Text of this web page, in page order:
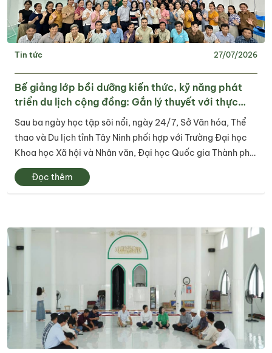
Tin tức 27/07/2026
Bế giảng lớp bồi dưỡng kiến thức, kỹ năng phát
triển du lịch cộng đồng: Gắn lý thuyết với thực
tiễn, lan tỏa tư duy, phát triển du lịch bền vững
Sau ba ngày học tập sôi nổi, ngày 24/7, Sở Văn hóa, Thể
thao và Du lịch tỉnh Tây Ninh phối hợp với Trường Đại học
Khoa học Xã hội và Nhân văn, Đại học Quốc gia Thành phố
Hồ Chí Minh tổ chức bế giảng Lớp bồi dưỡng kiến thức, kỹ
năng phát triển du lịch...
Đọc thêm